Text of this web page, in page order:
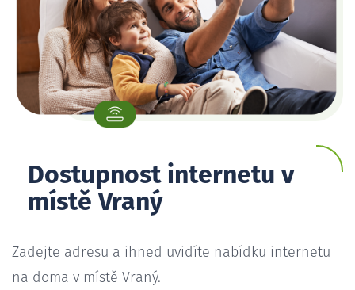
Dostupnost internetu v
místě Vraný
Zadejte adresu a ihned uvidíte nabídku internetu
na doma v místě Vraný.